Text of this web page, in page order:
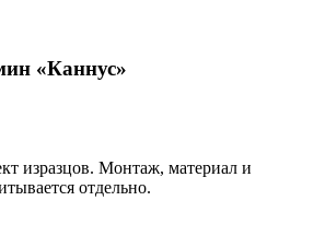
«Каннус»
изразцов. Монтаж, материал и
отдельно.